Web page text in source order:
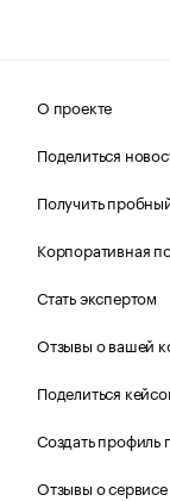
О проекте
Поделиться
Получить
Корпоративная
Стать экспертом
Отзывы о вашей
Поделиться
Создать профиль
Отзывы о сервисе